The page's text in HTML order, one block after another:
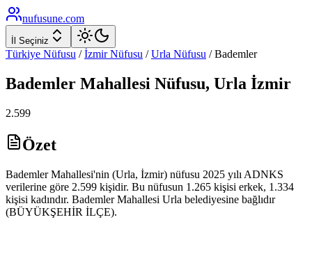
nufusune.com
İl Seçiniz
Türkiye Nüfusu / İzmirNüfusu / Urla Nüfusu /Bademler
Bademler Mahallesi Nüfusu, Urla İzmir
2.599
Özet
Bademler Mahallesi'nin (Urla, İzmir) nüfusu 2025 yılı ADNKS
verilerine göre 2.599 kişidir. Bu nüfusun 1.265 kişisi erkek, 1.334
kişisi kadındır. Bademler Mahallesi Urla belediyesine bağlıdır
(BÜYÜKŞEHİR İLÇE).